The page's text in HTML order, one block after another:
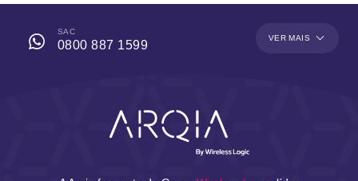
SAC
0800 887 1599
VER MAIS